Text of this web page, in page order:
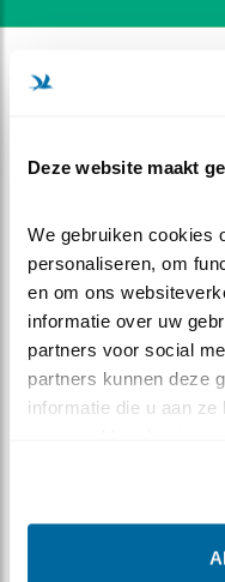
Deze website maakt
We gebruiken cookies
personaliseren, om
en om ons
informatie over uw
partners voor social
partners kunnen deze
informatie die u aan DEEL